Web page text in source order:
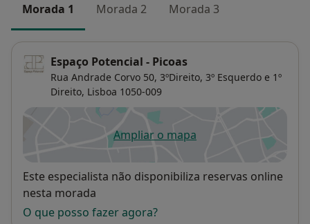
Morada 1 Morada 2 Morada 3
Espaço Potencial - Picoas
Rua Andrade Corvo 50, 3ºDireito, 3º Esquerdo e 1º
Direito, Lisboa 1050-009
Ampliar o mapaabre num novo separador
Disponibilidade
Este especialista não disponibiliza reservas online
nesta morada
O que posso fazer agora?